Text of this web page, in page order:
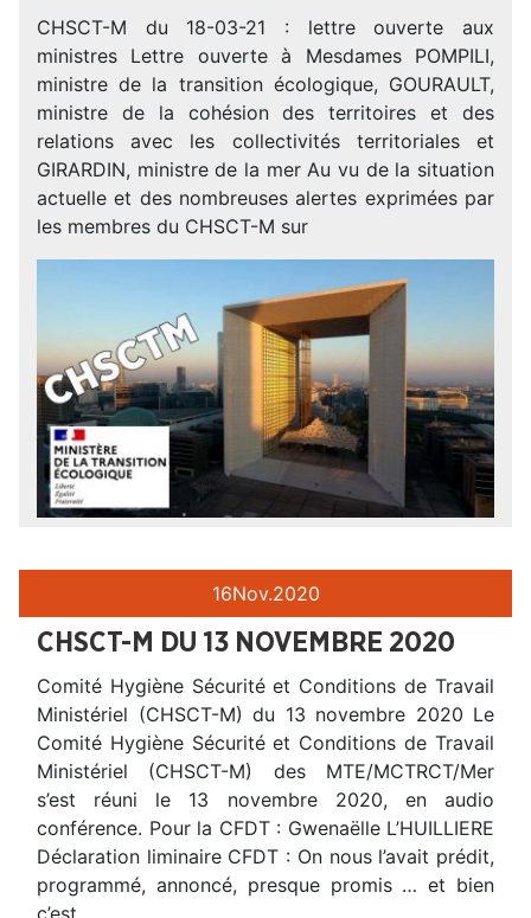
CHSCT-M du 18-03-21 : lettre ouverte aux
ministres Lettre ouverte à Mesdames POMPILI,
ministre de la transition écologique, GOURAULT,
ministre de la cohésion des territoires et des
relations avec les collectivités territoriales et
GIRARDIN, ministre de la mer Au vu de la situation
actuelle et des nombreuses alertes exprimées par
les membres du CHSCT-M sur
16Nov.2020
CHSCT-M DU 13 NOVEMBRE 2020
Comité Hygiène Sécurité et Conditions de Travail
Ministériel (CHSCT-M) du 13 novembre 2020 Le
Comité Hygiène Sécurité et Conditions de Travail
Ministériel (CHSCT-M) des MTE/MCTRCT/Mer
s’est réuni le 13 novembre 2020, en audio
conférence. Pour la CFDT : Gwenaëlle L’HUILLIERE
Déclaration liminaire CFDT : On nous l’avait prédit,
programmé, annoncé, presque promis … et bien
c’est